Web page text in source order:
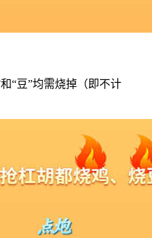
“豆”均需烧掉（即不计